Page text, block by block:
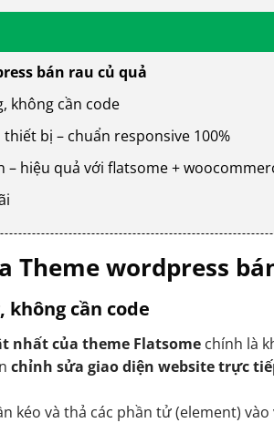
bán rau củ quả
không cần code
bị – chuẩn responsive 100%
– hiệu quả với flatsome +
Theme wordpress
không cần code
nhất của theme Flatsome chính là
chỉnh sửa giao diện website trực
kéo và thả các phần tử (element)